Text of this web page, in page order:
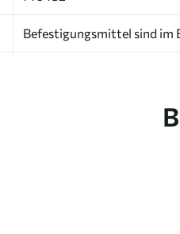
Befestigungsmittel sind im